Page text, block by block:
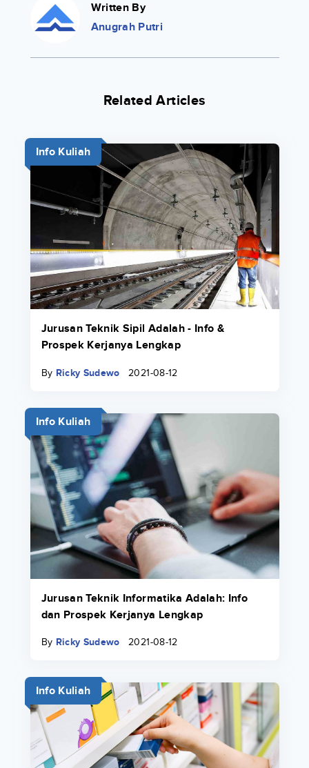
Written By
Anugrah Putri
Related Articles
Info Kuliah
Jurusan Teknik Sipil Adalah - Info &
Prospek Kerjanya Lengkap
By Ricky Sudewo 2021-08-12
Info Kuliah
Jurusan Teknik Informatika Adalah: Info
dan Prospek Kerjanya Lengkap
By Ricky Sudewo 2021-08-12
Info Kuliah